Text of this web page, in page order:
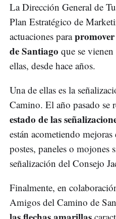
La Dirección General de
Plan Estratégico de
actuaciones para
de Santiago que se
ellas, desde hace años.
Una de ellas es la
Camino. El año pasado se
estado de las
están acometiendo
postes, paneles o mojones
señalización del Consejo
Finalmente, en
Amigos del Camino de